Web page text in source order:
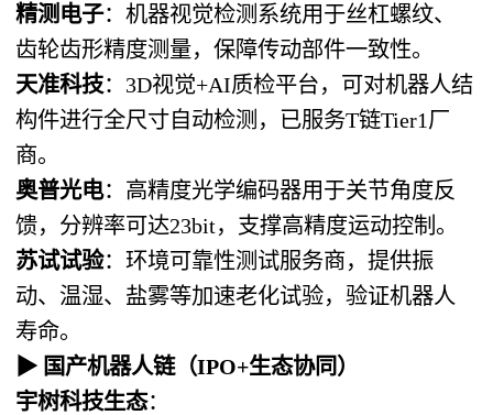
精测电子：机器视觉检测系统用于丝杠螺纹、
齿轮齿形精度测量，保障传动部件一致性。
天准科技：3D视觉+AI质检平台，可对机器人结
构件进行全尺寸自动检测，已服务T链Tier1厂
商。
奥普光电：高精度光学编码器用于关节角度反
馈，分辨率可达23bit，支撑高精度运动控制。
苏试试验：环境可靠性测试服务商，提供振
动、温湿、盐雾等加速老化试验，验证机器人
寿命。
▶ 国产机器人链（IPO+生态协同）
宇树科技生态：